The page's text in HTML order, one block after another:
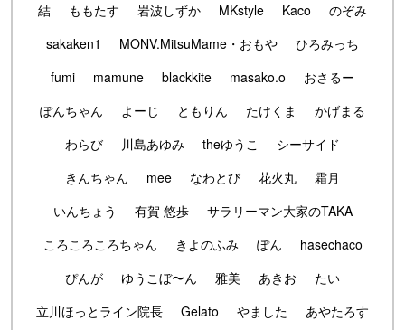
結
ももたす 岩波しずか MKstyle Kaco
のぞみ
sakaken1
MONV.MitsuMame・おもや
ひろみっち
fumi
mamune blackkite masako.o
おさるー
ぽんちゃん
よーじ ともりん たけくま
かげまる
わらび
川島あゆみ theゆうこ
シーサイド
きんちゃん
mee なわとび 花火丸
霜月
いんちょう
有賀 悠歩
サラリーマン大家のTAKA
ころころころちゃん
きよのふみ ぽん
hasechaco
ぴんが
ゆうこぼ〜ん 雅美 あきお
たい
立川ほっとライン院長
Gelato やました
あやたろす